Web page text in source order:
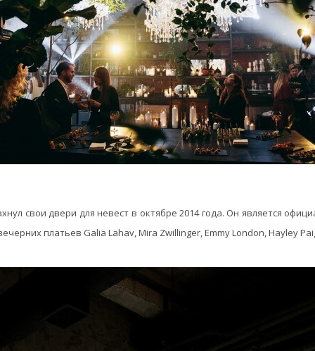
свои двери для невест в октябре 2014 года. Он является
платьев Galia Lahav, Mira Zwillinger, Emmy London, Hayley